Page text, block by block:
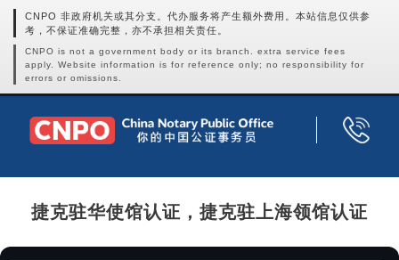
CNPO 非政府机关或其分支。代办服务将产生额外费用。本站信息仅供参
考，不保证准确完整，亦不承担相关责任。
CNPO is not a government body or its branch. extra service fees
apply. Website information is for reference only; no responsibility for
errors or omissions.
捷克驻华使馆认证，捷克驻上海领馆认证